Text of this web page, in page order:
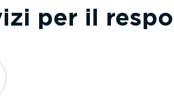
per il